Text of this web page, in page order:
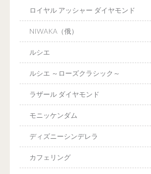
ロイヤル アッシャー ダイヤモンド
NIWAKA（俄）
ルシエ
ルシエ ～ローズクラシック～
ラザール ダイヤモンド
モニッケンダム
ディズニーシンデレラ
カフェリング